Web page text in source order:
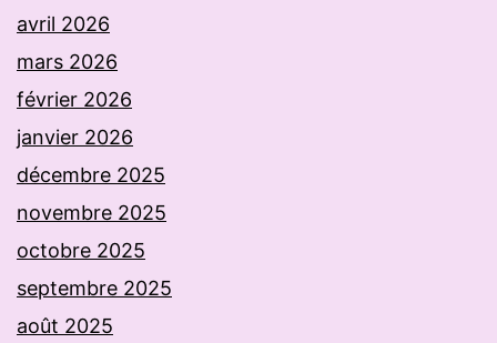
avril 2026
mars 2026
février 2026
janvier 2026
décembre 2025
novembre 2025
octobre 2025
septembre 2025
août 2025